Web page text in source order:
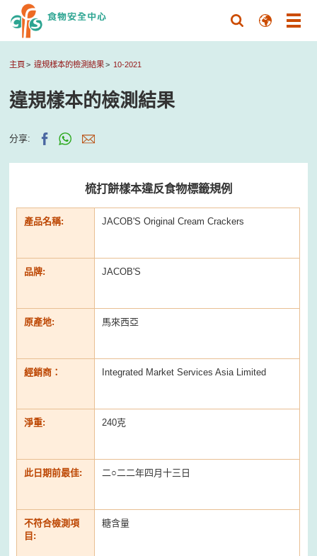
主頁 違規樣本的檢測結果 10-2021
違規樣本的檢測結果
分享:
梳打餅樣本違反食物標籤規例
產品名稱: JACOB'S Original Cream Crackers
品牌: JACOB'S
原產地: 馬來西亞
經銷商： Integrated Market Services Asia Limited
淨重: 240克
此日期前最佳: 二○二二年四月十三日
不符合檢測項
目:
糖含量